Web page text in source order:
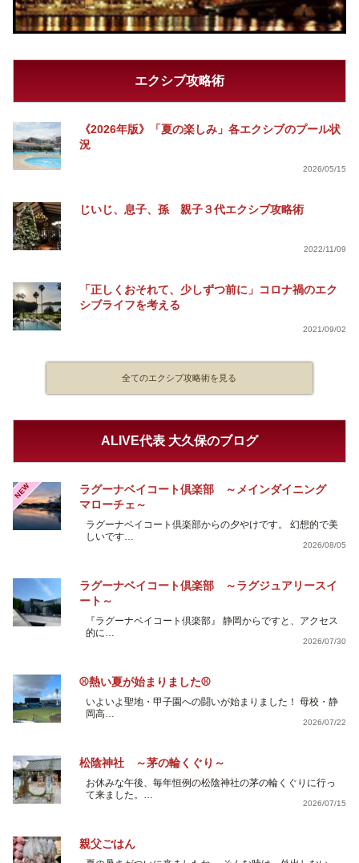
エクシブ攻略術
《2026年版》「夏の楽しみ」各エクシブのプール状
況
2026/05/15
じいじ、息子、孫 親子３代エクシブ攻略術
2022/11/09
「正しくおそれて、少しずつ前に」コロナ禍のエク
シブライフを考える
2021/09/02
全てのエクシブ攻略術を見る
ALIVE代表 大久保のブログ
NEW
ラグーナベイコート倶楽部 ～メインダイニング
マローチェ～
ラグーナベイコート倶楽部からの夕やけです。 幻想的で美
しいです…
2026/08/05
ラグーナベイコート倶楽部 ～ラグジュアリースイ
ート～
『ラグーナベイコート倶楽部』 静岡からですと、アクセス
的に…
2026/07/30
⚾熱い夏が始まりました⚾
いよいよ聖地・甲子園への闘いが始まりました！ 母校・静
岡高…
2026/07/22
松陰神社 ～茅の輪くぐり～
お休みな午後、毎年恒例の松陰神社の茅の輪くぐりに行っ
て来ました。…
2026/07/15
親父ごはん